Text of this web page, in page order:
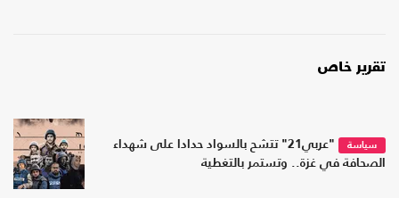
تقرير خاص
سياسة
"عربي21" تتشح بالسواد حدادا على شهداء
الصحافة في غزة.. وتستمر بالتغطية